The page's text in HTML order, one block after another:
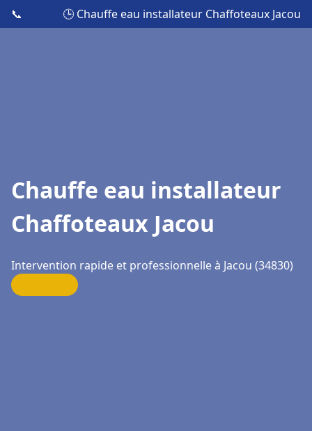
📞 🕒 Chauffe eau installateur Chaffoteaux Jacou
Chauffe eau installateur
Chaffoteaux Jacou
Intervention rapide et professionnelle à Jacou (34830)